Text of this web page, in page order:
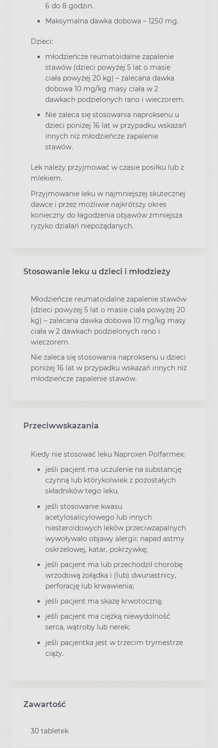
6 do 8 godzin.
Maksymalna dawka dobowa – 1250 mg.
Dzieci:
młodzieńcze reumatoidalne zapalenie
stawów (dzieci powyżej 5 lat o masie
ciała powyżej 20 kg) – zalecana dawka
dobowa 10 mg/kg masy ciała w 2
dawkach podzielonych rano i wieczorem.
Nie zaleca się stosowania naproksenu u
dzieci poniżej 16 lat w przypadku wskazań
innych niż młodzieńcze zapalenie
stawów.
Lek należy przyjmować w czasie posiłku lub z
mlekiem.
Przyjmowanie leku w najmniejszej skutecznej
dawce i przez możliwie najkrótszy okres
konieczny do łagodzenia objawów zmniejsza
ryzyko działań niepożądanych.
Stosowanie leku u dzieci i młodzieży
Młodzieńcze reumatoidalne zapalenie stawów
(dzieci powyżej 5 lat o masie ciała powyżej 20
kg) – zalecana dawka dobowa 10 mg/kg masy
ciała w 2 dawkach podzielonych rano i
wieczorem.
Nie zaleca się stosowania naproksenu u dzieci
poniżej 16 lat w przypadku wskazań innych niż
młodzieńcze zapalenie stawów.
Przeciwwskazania
Kiedy nie stosować leku Naproxen Polfarmex:
jeśli pacjent ma uczulenie na substancję
czynną lub którykolwiek z pozostałych
składników tego leku,
jeśli stosowanie kwasu
acetylosalicylowego lub innych
niesteroidowych leków przeciwzapalnych
wywoływało objawy alergii: napad astmy
oskrzelowej, katar, pokrzywkę;
jeśli pacjent ma lub przechodził chorobę
wrzodową żołądka i (lub) dwunastnicy,
perforację lub krwawienia;
jeśli pacjent ma skazę krwotoczną;
jeśli pacjent ma ciężką niewydolność
serca, wątroby lub nerek;
jeśli pacjentka jest w trzecim trymestrze
ciąży.
Zawartość
30 tabletek